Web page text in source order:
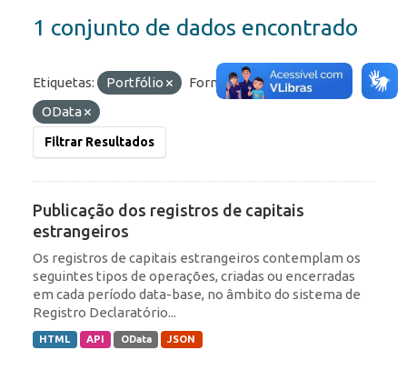
1 conjunto de dados encontrado
Etiquetas: Portfólio Formatos:
HTML
OData
Filtrar Resultados
Publicação dos registros de capitais
estrangeiros
Os registros de capitais estrangeiros contemplam os
seguintes tipos de operações, criadas ou encerradas
em cada período data-base, no âmbito do sistema de
Registro Declaratório...
HTML API OData JSON